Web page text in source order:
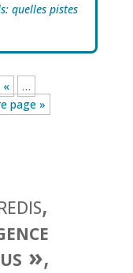
quelles pistes
«
…
page »
»,